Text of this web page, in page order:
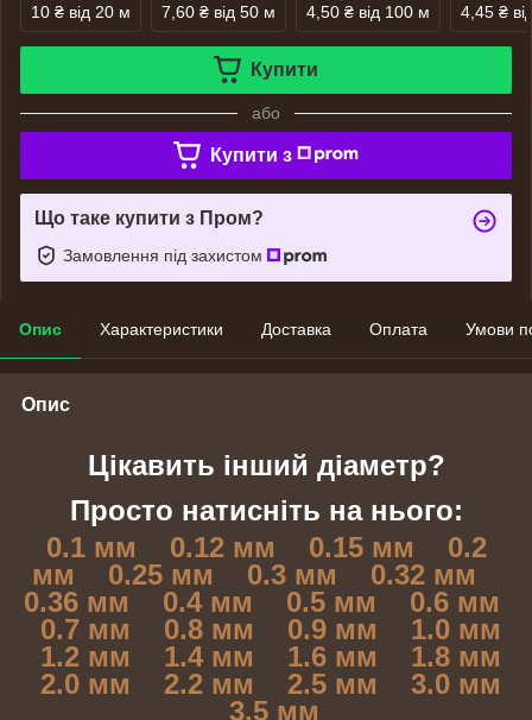
10 ₴ від 20 м 7,60 ₴ від 50 м 4,50 ₴ від 100 м 4,45 ₴
Купити
або
Купити з
Що таке купити з Пром?
Замовлення під захистом
Опис Характеристики Доставка Оплата Умови
Опис
Цікавить інший діаметр?
Просто натисніть на нього:
0.1 мм
0.12 мм 0.15 мм
0.2
мм
0.25 мм 0.3 мм
0.32 мм
0.36 мм
0.4 мм 0.5 мм
0.6 мм
0.7 мм
0.8 мм 0.9 мм
1.0 мм
1.2 мм
1.4 мм 1.6 мм
1.8 мм
2.0 мм
2.2 мм 2.5 мм
3.0 мм
3.5 мм